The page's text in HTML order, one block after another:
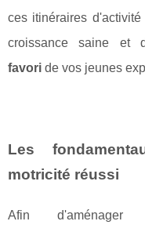
ces itinéraires
croissance saine
favori de vos jeunes
Les
motricité réussi
Afin